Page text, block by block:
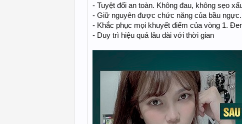
- Tuyệt đối an toàn. Không đau, không sẹo
- Giữ nguyên được chức năng của bầu
- Khắc phục mọi khuyết điểm của vòng 1.
- Duy trì hiệu quả lâu dài với thời gian